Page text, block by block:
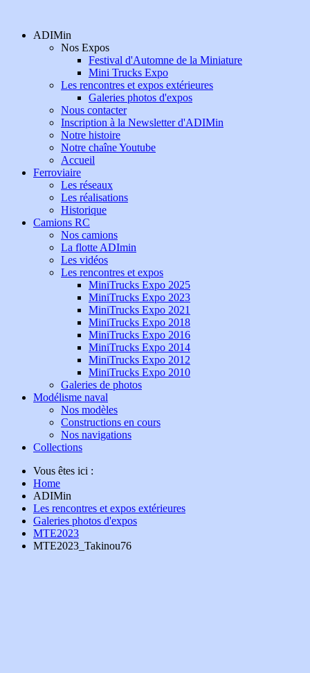
ADIMin
Nos Expos
Festival d'Automne de la Miniature
Mini Trucks Expo
Les rencontres et expos extérieures
Galeries photos d'expos
Nous contacter
Inscription à la Newsletter d'ADIMin
Notre histoire
Notre chaîne Youtube
Accueil
Ferroviaire
Les réseaux
Les réalisations
Historique
Camions RC
Nos camions
La flotte ADImin
Les vidéos
Les rencontres et expos
MiniTrucks Expo 2025
MiniTrucks Expo 2023
MiniTrucks Expo 2021
MiniTrucks Expo 2018
MiniTrucks Expo 2016
MiniTrucks Expo 2014
MiniTrucks Expo 2012
MiniTrucks Expo 2010
Galeries de photos
Modélisme naval
Nos modèles
Constructions en cours
Nos navigations
Collections
Vous êtes ici :
Home
ADIMin
Les rencontres et expos extérieures
Galeries photos d'expos
MTE2023
MTE2023_Takinou76